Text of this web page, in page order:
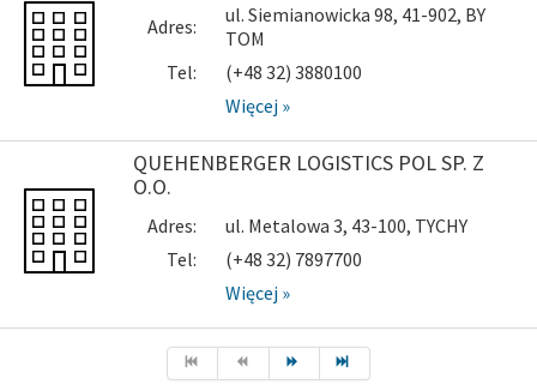
Adres:
ul. Siemianowicka 98, 41-902, BY
TOM
Tel:
(+48 32) 3880100
Więcej »
QUEHENBERGER LOGISTICS POL SP. Z
O.O.
Adres:
ul. Metalowa 3, 43-100, TYCHY
Tel:
(+48 32) 7897700
Więcej »